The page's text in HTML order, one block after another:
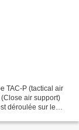
TAC-P (tactical air
air support)
déroulée sur le